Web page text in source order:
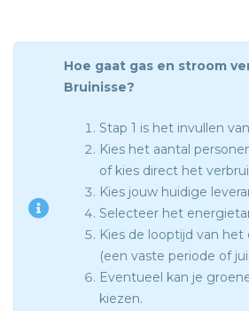
Hoe gaat gas en stroom
Bruinisse?
Stap 1 is het invullen
Kies het aantal
of kies direct het
Kies jouw huidige
Selecteer het
Kies de looptijd van
(een vaste periode of
Eventueel kan je
kiezen.